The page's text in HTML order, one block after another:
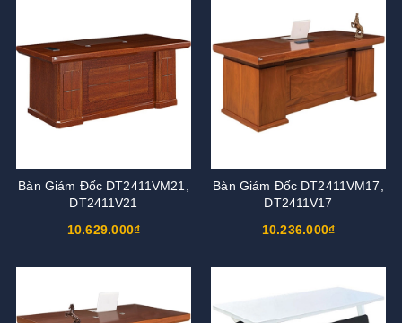
Bàn Giám Đốc DT2411VM21,
DT2411V21
10.629.000₫
Bàn Giám Đốc DT2411VM17,
DT2411V17
10.236.000₫